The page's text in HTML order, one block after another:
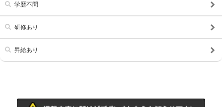
学歴不問
研修あり
昇給あり